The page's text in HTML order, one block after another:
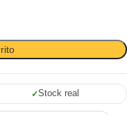
Stock real